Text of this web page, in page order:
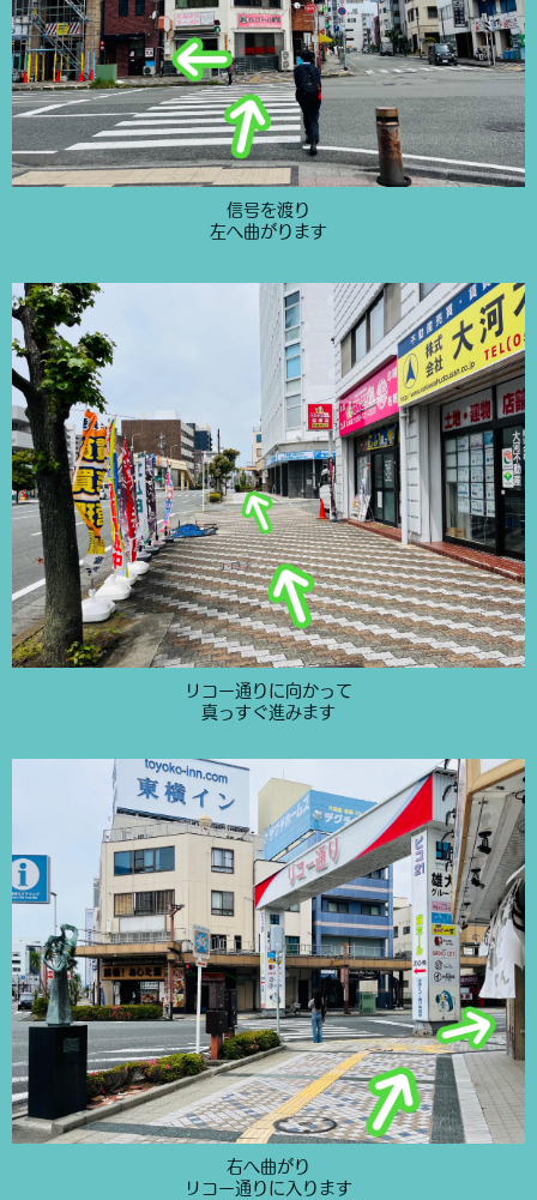
信号を渡り
左へ曲がります
リコー通りに向かって
真っすぐ進みます
右へ曲がり
リコー通りに入ります